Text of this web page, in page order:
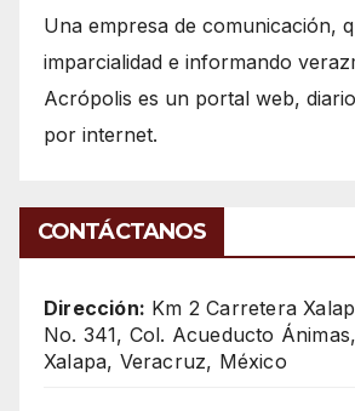
Una empresa de comunicación,
imparcialidad e informando
Acrópolis es un portal web,
por internet.
CONTÁCTANOS
Dirección: Km 2 Carretera
No. 341, Col. Acueducto
Xalapa, Veracruz, México